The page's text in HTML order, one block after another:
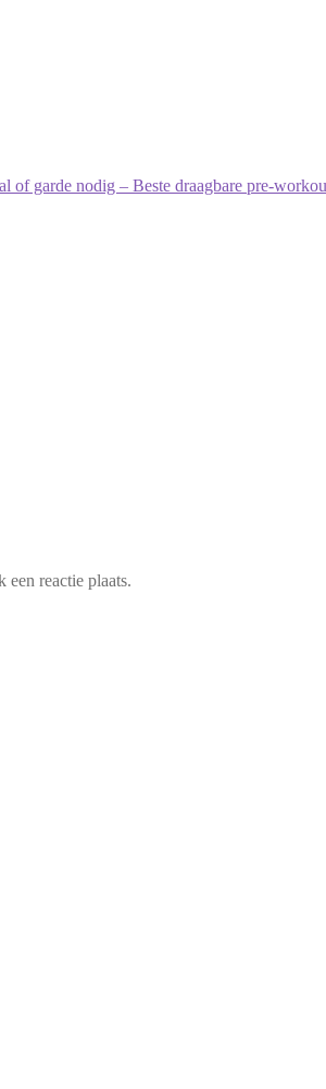
garde nodig – Beste draagbare pre-
reactie plaats.